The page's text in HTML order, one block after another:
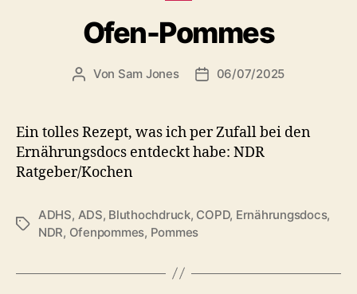
Ofen-Pommes
Beitragsautor
Von Sam Jones Veröffentlichungsdatum
06/07/2025
Ein tolles Rezept, was ich per Zufall bei den
Ernährungsdocs entdeckt habe: NDR
Ratgeber/Kochen
Schlagwörter
ADHS, ADS, Bluthochdruck, COPD, Ernährungsdocs,
NDR, Ofenpommes, Pommes